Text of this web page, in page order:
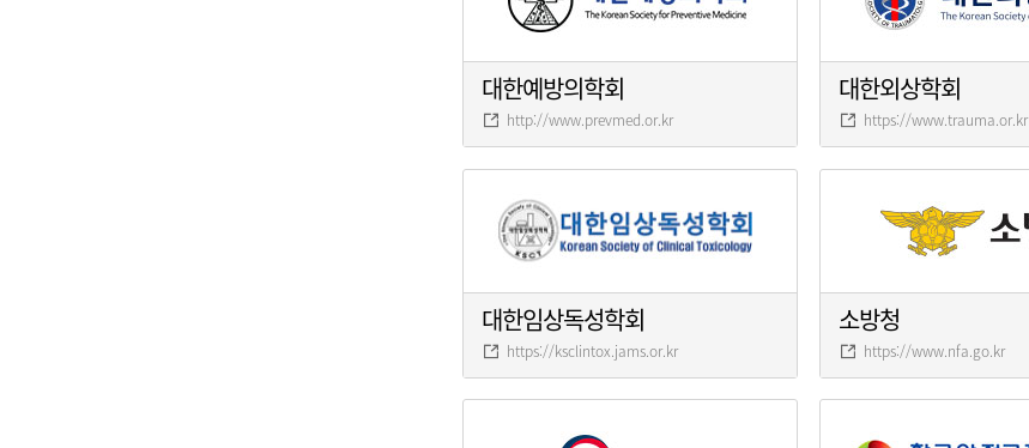
대한예방의학회
http://www.prevmed.or.kr
대한외상학회
https://www.trauma.or.kr
대한임상독성학회
https://ksclintox.jams.or.kr
소방청
https://www.nfa.go.kr